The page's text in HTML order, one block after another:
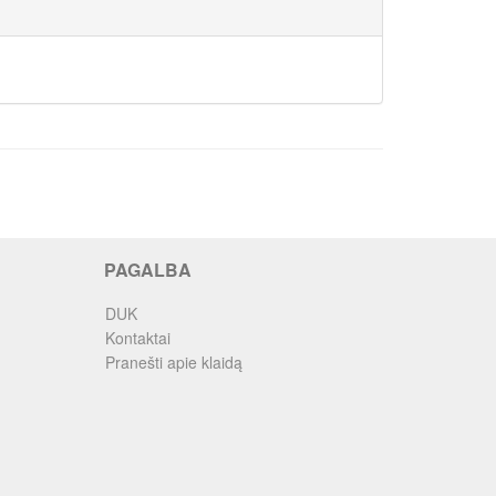
PAGALBA
DUK
Kontaktai
Pranešti apie klaidą